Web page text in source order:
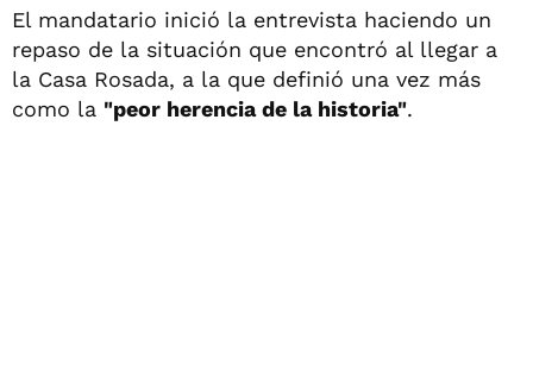
El mandatario inició la entrevista haciendo un
repaso de la situación que encontró al llegar a
la Casa Rosada, a la que definió una vez más
como la "peor herencia de la historia".